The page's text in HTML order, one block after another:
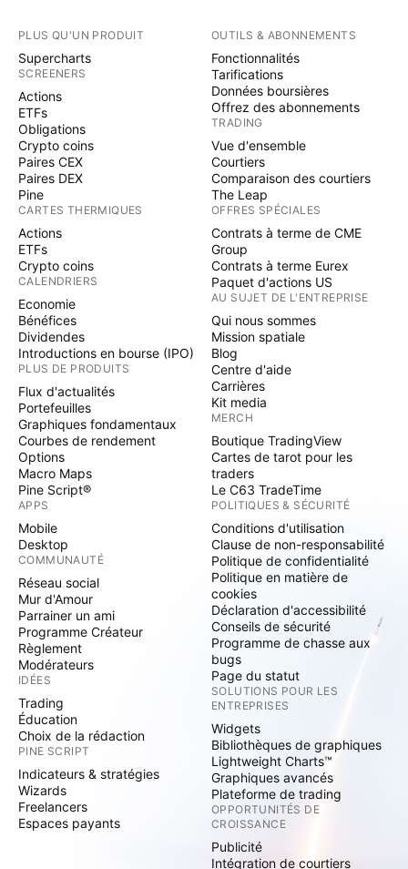
PLUS QU'UN PRODUIT
Supercharts
SCREENERS
Actions
ETFs
Obligations
Crypto coins
Paires CEX
Paires DEX
Pine
CARTES THERMIQUES
Actions
ETFs
Crypto coins
CALENDRIERS
Economie
Bénéfices
Dividendes
Introductions en bourse (IPO)
PLUS DE PRODUITS
Flux d'actualités
Portefeuilles
Graphiques fondamentaux
Courbes de rendement
Options
Macro Maps
Pine Script®
APPS
Mobile
Desktop
COMMUNAUTÉ
Réseau social
Mur d'Amour
Parrainer un ami
Programme Créateur
Règlement
Modérateurs
IDÉES
Trading
Éducation
Choix de la rédaction
PINE SCRIPT
Indicateurs & stratégies
Wizards
Freelancers
Espaces payants
OUTILS & ABONNEMENTS
Fonctionnalités
Tarifications
Données boursières
Offrez des abonnements
TRADING
Vue d'ensemble
Courtiers
Comparaison des courtiers
The Leap
OFFRES SPÉCIALES
Contrats à terme de CME
Group
Contrats à terme Eurex
Paquet d'actions US
AU SUJET DE L'ENTREPRISE
Qui nous sommes
Mission spatiale
Blog
Centre d'aide
Carrières
Kit media
MERCH
Boutique TradingView
Cartes de tarot pour les
traders
Le C63 TradeTime
POLITIQUES & SÉCURITÉ
Conditions d'utilisation
Clause de non-responsabilité
Politique de confidentialité
Politique en matière de
cookies
Déclaration d'accessibilité
Conseils de sécurité
Programme de chasse aux
bugs
Page du statut
SOLUTIONS POUR LES
ENTREPRISES
Widgets
Bibliothèques de graphiques
Lightweight Charts™
Graphiques avancés
Plateforme de trading
OPPORTUNITÉS DE
CROISSANCE
Publicité
Intégration de courtiers